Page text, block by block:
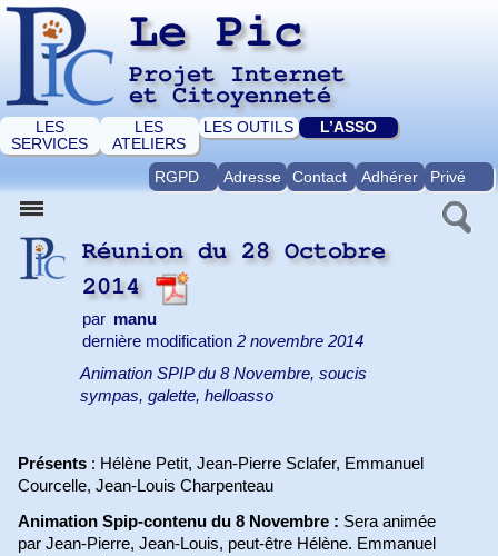
Le Pic
Projet Internet
et Citoyenneté
LES
SERVICES
LES
ATELIERS
LES OUTILS L’ASSO
RGPD Adresse Contact Adhérer Privé
Réunion du 28 Octobre
2014
par manu
dernière modification 2 novembre 2014
Animation SPIP du 8 Novembre, soucis
sympas, galette, helloasso
Présents : Hélène Petit, Jean-Pierre Sclafer, Emmanuel
Courcelle, Jean-Louis Charpenteau
Animation Spip-contenu du 8 Novembre : Sera animée
par Jean-Pierre, Jean-Louis, peut-être Hélène. Emmanuel